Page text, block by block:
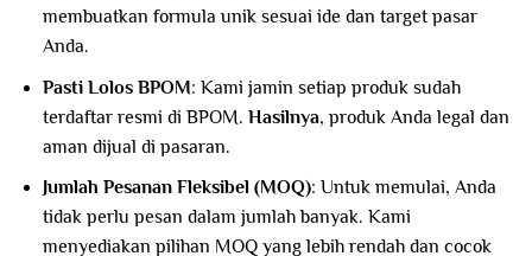
membuatkan formula unik sesuai ide dan target pasar
Anda.
Pasti Lolos BPOM: Kami jamin setiap produk sudah
terdaftar resmi di BPOM. Hasilnya, produk Anda legal dan
aman dijual di pasaran.
Jumlah Pesanan Fleksibel (MOQ): Untuk memulai, Anda
tidak perlu pesan dalam jumlah banyak. Kami
menyediakan pilihan MOQ yang lebih rendah dan cocok